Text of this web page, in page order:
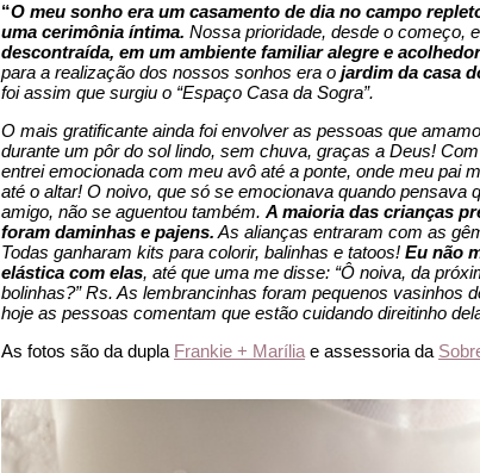
“O meu sonho era um casamento de dia no campo
uma cerimônia íntima. Nossa prioridade, desde o começo,
descontraída, em um ambiente familiar alegre e
para a realização dos nossos sonhos era o jardim da casa
foi assim que surgiu o “Espaço Casa da Sogra”.
O mais gratificante ainda foi envolver as pessoas que
durante um pôr do sol lindo, sem chuva, graças a Deus!
entrei emocionada com meu avô até a ponte, onde meu pai
até o altar! O noivo, que só se emocionava quando pensava
amigo, não se aguentou também. A maioria das crianças
foram daminhas e pajens. As alianças entraram com as
Todas ganharam kits para colorir, balinhas e tatoos! Eu não
elástica com elas, até que uma me disse: “Ô noiva, da
bolinhas?” Rs. As lembrancinhas foram pequenos vasinhos
hoje as pessoas comentam que estão cuidando direitinho
As fotos são da dupla Frankie + Marília e assessoria da